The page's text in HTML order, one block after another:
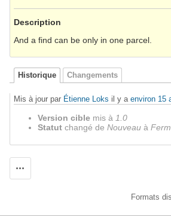
Description
And a find can be only in one parcel.
Historique Changements
Mis à jour par Étienne Loks il y a environ 15
Version cible mis à 1.0
Statut changé de Nouveau à
Formats